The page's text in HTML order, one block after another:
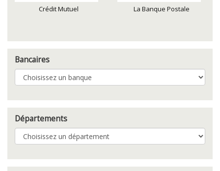
Crédit Mutuel La Banque Postale
Bancaires
Départements